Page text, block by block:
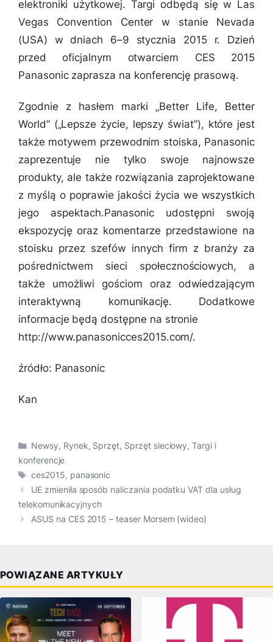
elektroniki użytkowej. Targi odbędą się w Las
Vegas Convention Center w stanie Nevada
(USA) w dniach 6–9 stycznia 2015 r. Dzień
przed oficjalnym otwarciem CES 2015
Panasonic zaprasza na konferencję prasową.
Zgodnie z hasłem marki „Better Life, Better
World” („Lepsze życie, lepszy świat”), które jest
także motywem przewodnim stoiska, Panasonic
zaprezentuje nie tylko swoje najnowsze
produkty, ale także rozwiązania zaprojektowane
z myślą o poprawie jakości życia we wszystkich
jego aspektach.Panasonic udostępni swoją
ekspozycję oraz komentarze przedstawione na
stoisku przez szefów innych firm z branży za
pośrednictwem sieci społecznościowych, a
także umożliwi gościom oraz odwiedzającym
interaktywną komunikację. Dodatkowe
informacje będą dostępne na stronie
http://www.panasonicces2015.com/.
źródło: Panasonic
Kan
Kategorie
Newsy, Rynek, Sprzęt, Sprzęt sieciowy,Targi i
konferencje
Tagi
ces2015, panasonic
UE zmieniła sposób naliczania podatku VAT dla usług
telekomunikacyjnych
ASUS na CES 2015 – teaser Morsem (wideo)
POWIĄZANE ARTYKUŁY